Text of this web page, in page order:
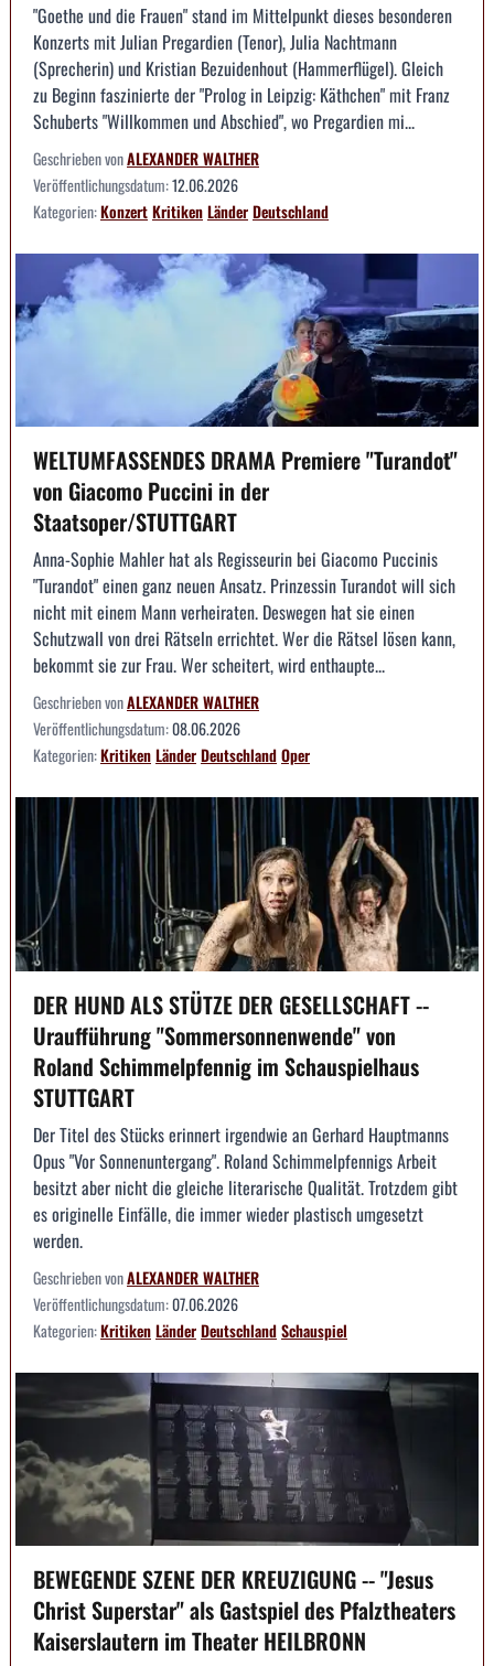
"Goethe und die Frauen" stand im Mittelpunkt dieses besonderen
Konzerts mit Julian Pregardien (Tenor), Julia Nachtmann
(Sprecherin) und Kristian Bezuidenhout (Hammerflügel). Gleich
zu Beginn faszinierte der "Prolog in Leipzig: Käthchen" mit Franz
Schuberts "Willkommen und Abschied", wo Pregardien mi...
Geschrieben vonALEXANDER WALTHER
Veröffentlichungsdatum:12.06.2026
Kategorien:KonzertKritikenLänderDeutschland
WELTUMFASSENDES DRAMA Premiere "Turandot"
von Giacomo Puccini in der
Staatsoper/STUTTGART
Anna-Sophie Mahler hat als Regisseurin bei Giacomo Puccinis
"Turandot" einen ganz neuen Ansatz. Prinzessin Turandot will sich
nicht mit einem Mann verheiraten. Deswegen hat sie einen
Schutzwall von drei Rätseln errichtet. Wer die Rätsel lösen kann,
bekommt sie zur Frau. Wer scheitert, wird enthaupte...
Geschrieben vonALEXANDER WALTHER
Veröffentlichungsdatum:08.06.2026
Kategorien:KritikenLänderDeutschlandOper
DER HUND ALS STÜTZE DER GESELLSCHAFT --
Uraufführung "Sommersonnenwende" von
Roland Schimmelpfennig im Schauspielhaus
STUTTGART
Der Titel des Stücks erinnert irgendwie an Gerhard Hauptmanns
Opus "Vor Sonnenuntergang". Roland Schimmelpfennigs Arbeit
besitzt aber nicht die gleiche literarische Qualität. Trotzdem gibt
es originelle Einfälle, die immer wieder plastisch umgesetzt
werden.
Geschrieben vonALEXANDER WALTHER
Veröffentlichungsdatum:07.06.2026
Kategorien:KritikenLänderDeutschlandSchauspiel
BEWEGENDE SZENE DER KREUZIGUNG -- "Jesus
Christ Superstar" als Gastspiel des Pfalztheaters
Kaiserslautern im Theater HEILBRONN